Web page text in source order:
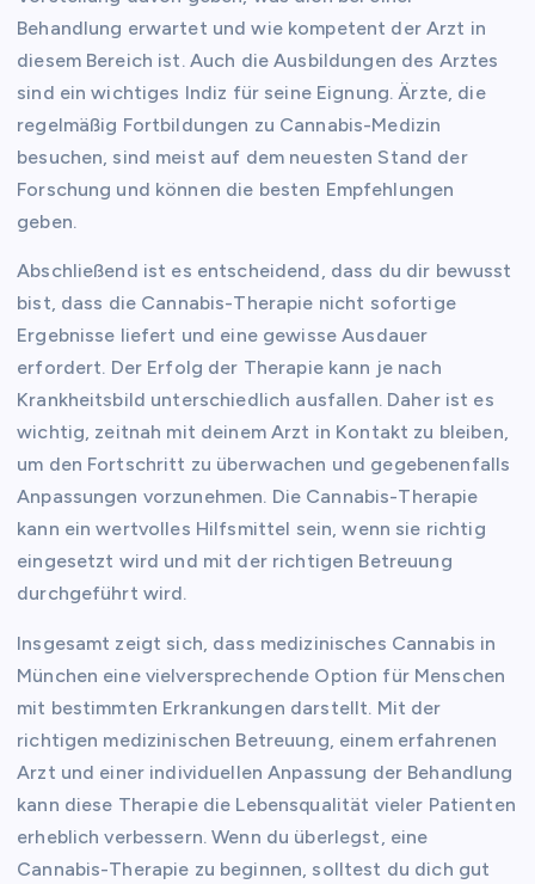
Behandlung erwartet und wie kompetent der Arzt in
diesem Bereich ist. Auch die Ausbildungen des Arztes
sind ein wichtiges Indiz für seine Eignung. Ärzte, die
regelmäßig Fortbildungen zu Cannabis-Medizin
besuchen, sind meist auf dem neuesten Stand der
Forschung und können die besten Empfehlungen
geben.
Abschließend ist es entscheidend, dass du dir bewusst
bist, dass die Cannabis-Therapie nicht sofortige
Ergebnisse liefert und eine gewisse Ausdauer
erfordert. Der Erfolg der Therapie kann je nach
Krankheitsbild unterschiedlich ausfallen. Daher ist es
wichtig, zeitnah mit deinem Arzt in Kontakt zu bleiben,
um den Fortschritt zu überwachen und gegebenenfalls
Anpassungen vorzunehmen. Die Cannabis-Therapie
kann ein wertvolles Hilfsmittel sein, wenn sie richtig
eingesetzt wird und mit der richtigen Betreuung
durchgeführt wird.
Insgesamt zeigt sich, dass medizinisches Cannabis in
München eine vielversprechende Option für Menschen
mit bestimmten Erkrankungen darstellt. Mit der
richtigen medizinischen Betreuung, einem erfahrenen
Arzt und einer individuellen Anpassung der Behandlung
kann diese Therapie die Lebensqualität vieler Patienten
erheblich verbessern. Wenn du überlegst, eine
Cannabis-Therapie zu beginnen, solltest du dich gut